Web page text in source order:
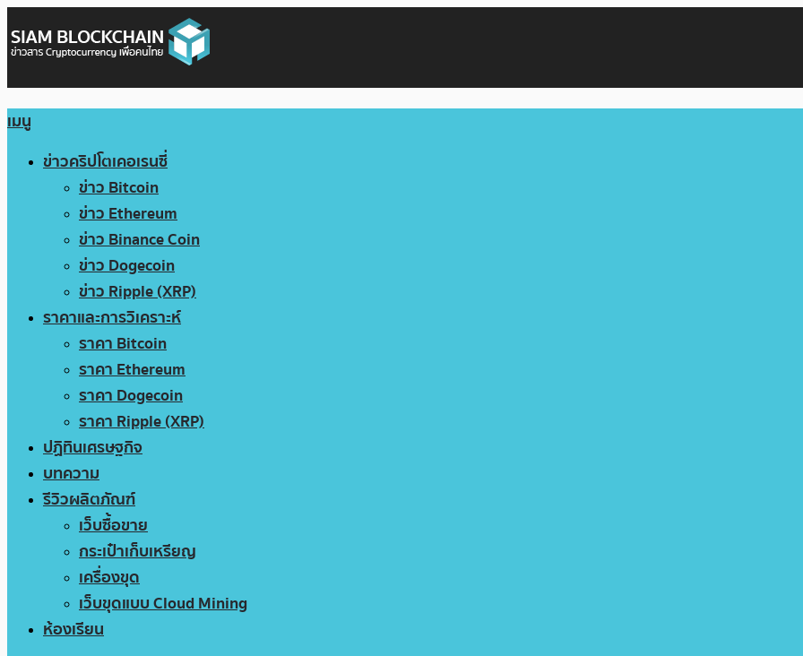
เมนู
ข่าวคริปโตเคอเรนซี่
ข่าว Bitcoin
ข่าว Ethereum
ข่าว Binance Coin
ข่าว Dogecoin
ข่าว Ripple (XRP)
ราคาและการวิเคราะห์
ราคา Bitcoin
ราคา Ethereum
ราคา Dogecoin
ราคา Ripple (XRP)
ปฏิทินเศรษฐกิจ
บทความ
รีวิวผลิตภัณฑ์
เว็บซื้อขาย
กระเป๋าเก็บเหรียญ
เครื่องขุด
เว็บขุดแบบ Cloud Mining
ห้องเรียน